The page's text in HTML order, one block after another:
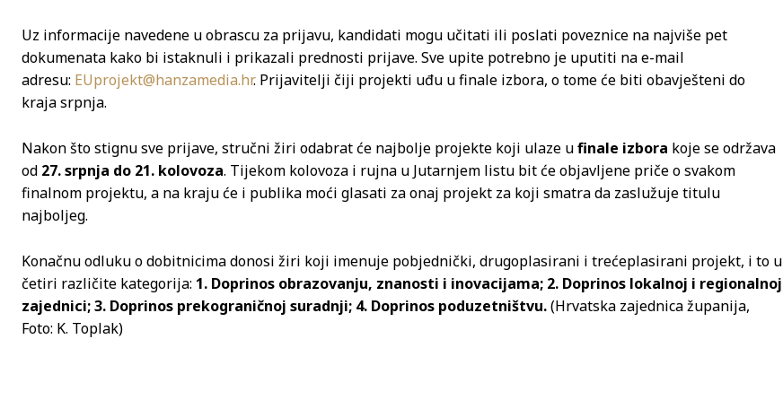
Uz informacije navedene u obrascu za prijavu, kandidati mogu učitati ili poslati poveznice na najviše pet
dokumenata kako bi istaknuli i prikazali prednosti prijave. Sve upite potrebno je uputiti na e-mail
adresu: EUprojekt@hanzamedia.hr. Prijavitelji čiji projekti uđu u finale izbora, o tome će biti obavješteni do
kraja srpnja.
Nakon što stignu sve prijave, stručni žiri odabrat će najbolje projekte koji ulaze ufinale izbora koje se održava
od 27. srpnja do 21. kolovoza. Tijekom kolovoza i rujna u Jutarnjem listu bit će objavljene priče o svakom
finalnom projektu, a na kraju će i publika moći glasati za onaj projekt za koji smatra da zaslužuje titulu
najboljeg.
Konačnu odluku o dobitnicima donosi žiri koji imenuje pobjednički, drugoplasirani i trećeplasirani projekt, i to u
četiri različite kategorija: 1. Doprinos obrazovanju, znanosti i inovacijama; 2. Doprinos lokalnoj i regionalnoj
zajednici; 3. Doprinos prekograničnoj suradnji; 4. Doprinos poduzetništvu.(Hrvatska zajednica županija,
Foto: K. Toplak)